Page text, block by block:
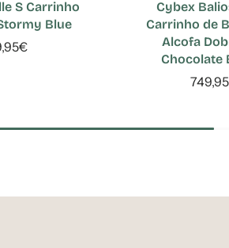
S Carrinho
Blue
Cybex
Carrinho de
Alcofa
Chocolate